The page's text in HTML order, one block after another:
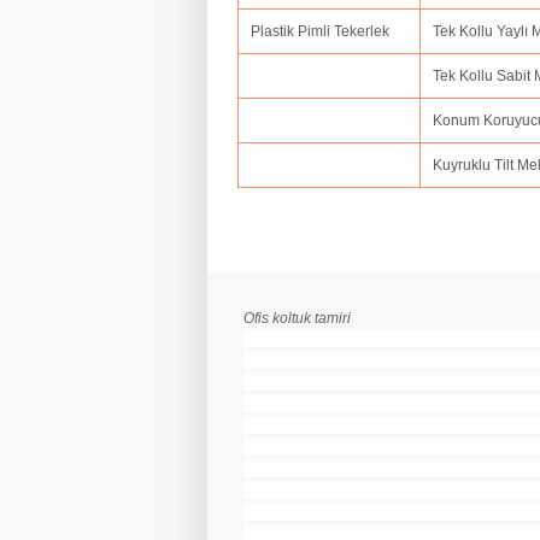
Plastik Pimli Tekerlek Tek Kollu Yaylı
Tek Kollu Sabit
Konum
Kuyruklu Tilt
Ofis koltuk tamiri